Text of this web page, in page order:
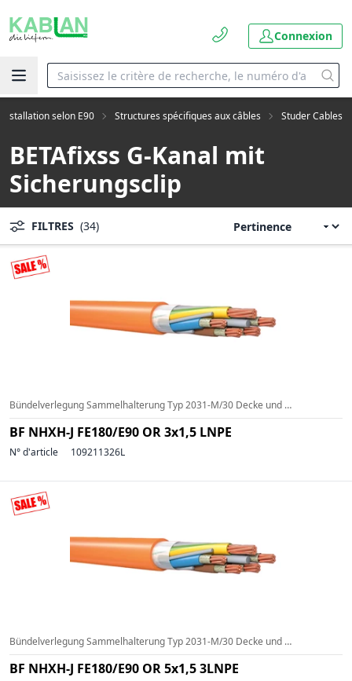
Connexion
Installation selon E90 Structures spécifiques aux câbles Studer Cables
BETAfixss G-Kanal mit
Sicherungsclip
FILTRES (34)
Bündelverlegung Sammelhalterung Typ 2031-M/30 Decke und Wand (a=600mm) (g=<3kg/m)
BF NHXH-J FE180/E90 OR 3x1,5 LNPE
N° d'article 109211326L
Bündelverlegung Sammelhalterung Typ 2031-M/30 Decke und Wand (a=600mm) (g=<3kg/m)
BF NHXH-J FE180/E90 OR 5x1,5 3LNPE